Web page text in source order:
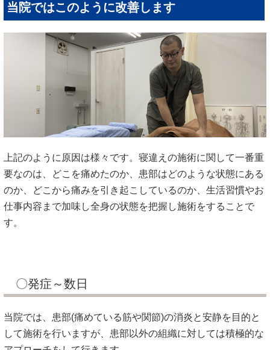
当院ではこのように改善します
上記のように原因は様々です。寝違えの施術に関して一番重
要なのは、どこを痛めたのか、患部はどのような状態にある
のか、どこから痛みを引き起こしているのか、生活習慣やお
仕事内容まで加味し全身の状態を把握し施術をすることで
す。
〇発症～数日
当院では、患部(痛めている筋や関節)の消炎と安静を目的と
して施術を行いますが、患部以外の組織に対しては積極的な